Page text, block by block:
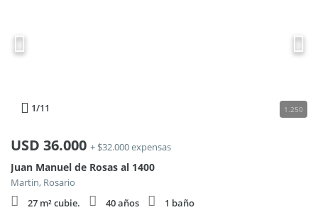
1/11 1.250
USD 36.000 + $32.000 expensas
Juan Manuel de Rosas al 1400
Martin, Rosario
27 m² cubie.
40 años
1 baño